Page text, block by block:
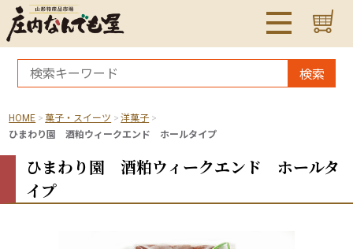
検索
HOME 菓子・スイーツ
洋菓子
ひまわり園 酒粕ウィークエンド ホールタイプ
ひまわり園 酒粕ウィークエンド ホールタ
イプ